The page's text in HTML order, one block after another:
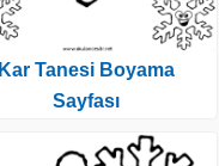
Kar Tanesi Boyama
Sayfası